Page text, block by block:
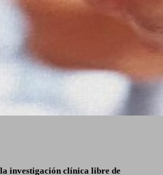
investigación clínica libre de